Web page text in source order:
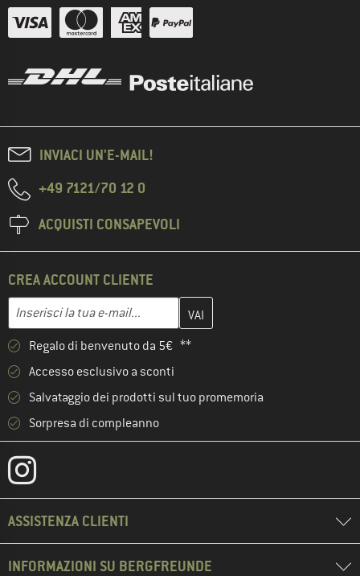
INVIACI UN'E-MAIL!
+49 7121/70 12 0
ACQUISTI CONSAPEVOLI
CREA ACCOUNT CLIENTE
Inserisci la tua e-mail...
Inserisci qui il tuo indirizzo e-mail e crea il tuo account cliente
Regalo di benvenuto da 5€ **
Accesso esclusivo a sconti
Salvataggio dei prodotti sul tuo promemoria
Sorpresa di compleanno
ASSISTENZA CLIENTI
INFORMAZIONI SU BERGFREUNDE